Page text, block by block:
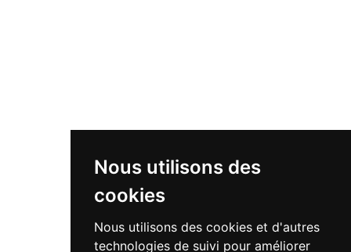
Nous utilisons des
cookies
Nous utilisons des cookies et d'autres
technologies de suivi pour améliorer